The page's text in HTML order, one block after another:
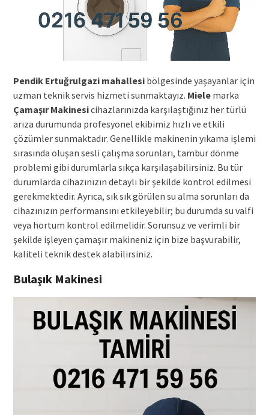
Pendik Ertuğrulgazi mahallesibölgesinde yaşayanlar için
uzman teknik servis hizmeti sunmaktayız. Mielemarka
Çamaşır Makinesicihazlarınızda karşılaştığınız her türlü
arıza durumunda profesyonel ekibimiz hızlı ve etkili
çözümler sunmaktadır. Genellikle makinenin yıkama işlemi
sırasında oluşan sesli çalışma sorunları, tambur dönme
problemi gibi durumlarla sıkça karşılaşabilirsiniz. Bu tür
durumlarda cihazınızın detaylı bir şekilde kontrol edilmesi
gerekmektedir. Ayrıca, sık sık görülen su alma sorunları da
cihazınızın performansını etkileyebilir; bu durumda su valfi
veya hortum kontrol edilmelidir. Sorunsuz ve verimli bir
şekilde işleyen çamaşır makineniz için bize başvurabilir,
kaliteli teknik destek alabilirsiniz.
Bulaşık Makinesi